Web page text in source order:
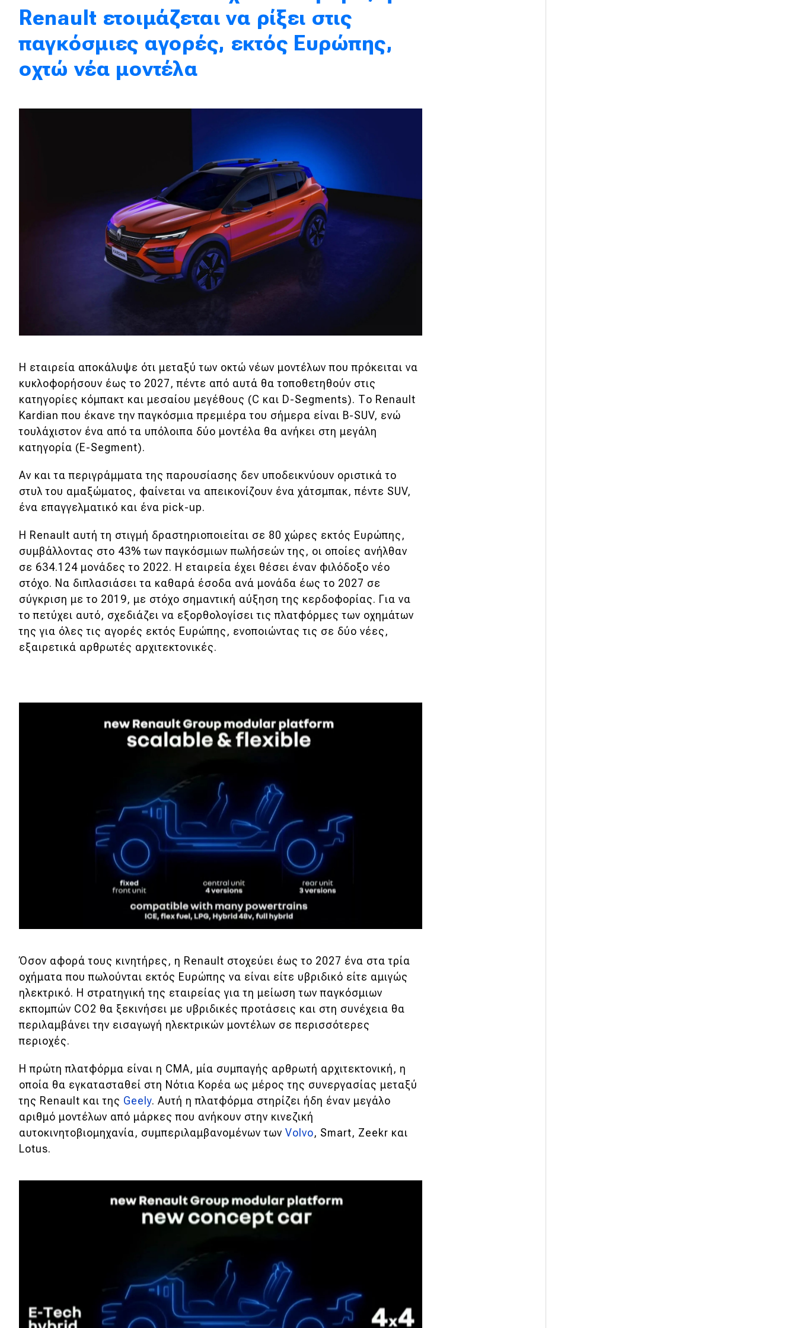
Κόσμος
Τεχνολογία
Ασφάλεια
Αγορά
Απόψεις
Motorsport
Eco
Νέα
Τεχνολογία
Mobility
Σταθμοί φόρτισης
Νέα
Παρουσιάσεις
DRIVE Away
MOTO
Οδηγός αγοράς
Οδική βοήθεια
Renault ετοιμάζεται να ρίξει στις
παγκόσμιες αγορές, εκτός Ευρώπης,
οχτώ νέα μοντέλα
Η εταιρεία αποκάλυψε ότι μεταξύ των οκτώ νέων μοντέλων που πρόκειται να
κυκλοφορήσουν έως το 2027, πέντε από αυτά θα τοποθετηθούν στις
κατηγορίες κόμπακτ και μεσαίου μεγέθους (C και D-Segments). Το Renault
Kardian που έκανε την παγκόσμια πρεμιέρα του σήμερα είναι B-SUV, ενώ
τουλάχιστον ένα από τα υπόλοιπα δύο μοντέλα θα ανήκει στη μεγάλη
κατηγορία (E-Segment).
Αν και τα περιγράμματα της παρουσίασης δεν υποδεικνύουν οριστικά το
στυλ του αμαξώματος, φαίνεται να απεικονίζουν ένα χάτσμπακ, πέντε SUV,
ένα επαγγελματικό και ένα pick-up.
Η Renault αυτή τη στιγμή δραστηριοποιείται σε 80 χώρες εκτός Ευρώπης,
συμβάλλοντας στο 43% των παγκόσμιων πωλήσεών της, οι οποίες ανήλθαν
σε 634.124 μονάδες το 2022. Η εταιρεία έχει θέσει έναν φιλόδοξο νέο
στόχο. Nα διπλασιάσει τα καθαρά έσοδα ανά μονάδα έως το 2027 σε
σύγκριση με το 2019, με στόχο σημαντική αύξηση της κερδοφορίας. Για να
το πετύχει αυτό, σχεδιάζει να εξορθολογίσει τις πλατφόρμες των οχημάτων
της για όλες τις αγορές εκτός Ευρώπης, ενοποιώντας τις σε δύο νέες,
εξαιρετικά αρθρωτές αρχιτεκτονικές.
Όσον αφορά τους κινητήρες, η Renault στοχεύει έως το 2027 ένα στα τρία
οχήματα που πωλούνται εκτός Ευρώπης να είναι είτε υβριδικό είτε αμιγώς
ηλεκτρικό. Η στρατηγική της εταιρείας για τη μείωση των παγκόσμιων
εκπομπών CO2 θα ξεκινήσει με υβριδικές προτάσεις και στη συνέχεια θα
περιλαμβάνει την εισαγωγή ηλεκτρικών μοντέλων σε περισσότερες
περιοχές.
Η πρώτη πλατφόρμα είναι η CMA, μία συμπαγής αρθρωτή αρχιτεκτονική, η
οποία θα εγκατασταθεί στη Νότια Κορέα ως μέρος της συνεργασίας μεταξύ
της Renault και της Geely. Αυτή η πλατφόρμα στηρίζει ήδη έναν μεγάλο
αριθμό μοντέλων από μάρκες που ανήκουν στην κινεζική
αυτοκινητοβιομηχανία, συμπεριλαμβανομένων των Volvo, Smart, Zeekr και
Lotus.